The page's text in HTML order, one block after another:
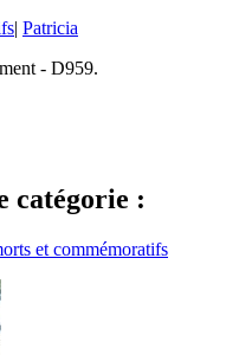
| Patricia
- D959.
catégorie :
et commémoratifs